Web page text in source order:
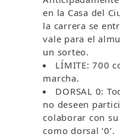
en la Casa del
la carrera se
vale para el
un sorteo.
LÍMITE: 700
marcha.
DORSAL 0:
no deseen
colaborar con
como dorsal ‘0’.